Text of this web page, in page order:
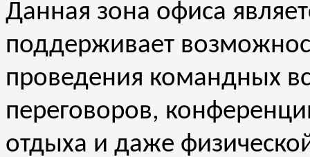
Данная зона офиса
поддерживает
проведения командных
переговоров,
отдыха и даже